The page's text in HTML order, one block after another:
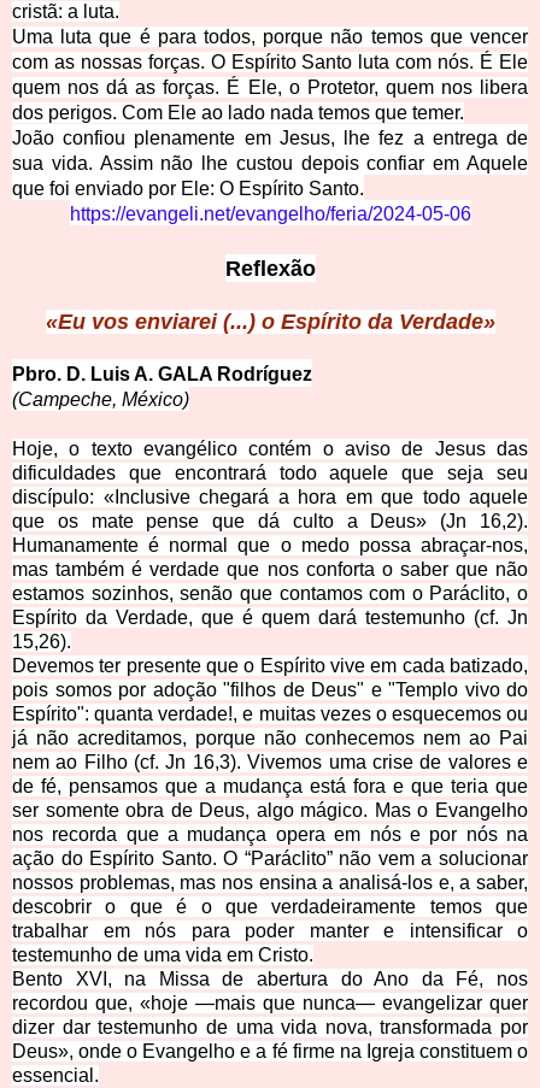
cristã: a luta.
Uma luta que é para todos, porque não temos que vencer
com as nossas forças. O Espírito Santo luta com nós. É Ele
quem nos dá as forças. É Ele, o Protetor, quem nos libera
dos perigos. Com Ele ao lado nada temos que temer.
João confiou plenamente em Jesus, lhe fez a entrega de
sua vida. Assim não lhe custou depois confiar em Aquele
que foi enviado por Ele: O Espírito Santo.
https://evangeli.net/evangelho/feria/2024-05-06
Reflexão
«Eu vos enviarei (...) o Espírito da Verdade»
Pbro. D. Luis A. GALA Rodríguez
(Campeche, México)
Hoje, o texto evangélico contém o aviso de Jesus das
dificuldades que encontrará todo aquele que seja seu
discípulo: «Inclusive chegará a hora em que todo aquele
que os mate pense que dá culto a Deus» (Jn 16,2).
Humanamente é normal que o medo possa abraçar-nos,
mas também é verdade que nos conforta o saber que não
estamos sozinhos, senão que contamos com o Paráclito, o
Espírito da Verdade, que é quem dará testemunho (cf. Jn
15,26).
Devemos ter presente que o Espírito vive em cada batizado,
pois somos por adoção "filhos de Deus" e "Templo vivo do
Espírito": quanta verdade!, e muitas vezes o esquecemos ou
já não acreditamos, porque não conhecemos nem ao Pai
nem ao Filho (cf. Jn 16,3). Vivemos uma crise de valores e
de fé, pensamos que a mudança está fora e que teria que
ser somente obra de Deus, algo mágico. Mas o Evangelho
nos recorda que a mudança opera em nós e por nós na
ação do Espírito Santo. O “Paráclito” não vem a solucionar
nossos problemas, mas nos ensina a analisá-los e, a saber,
descobrir o que é o que verdadeiramente temos que
trabalhar em nós para poder manter e intensificar o
testemunho de uma vida em Cristo.
Bento XVI, na Missa de abertura do Ano da Fé, nos
recordou que, «hoje —mais que nunca— evangelizar quer
dizer dar testemunho de uma vida nova, transformada por
Deus», onde o Evangelho e a fé firme na Igreja constituem o
essencial.